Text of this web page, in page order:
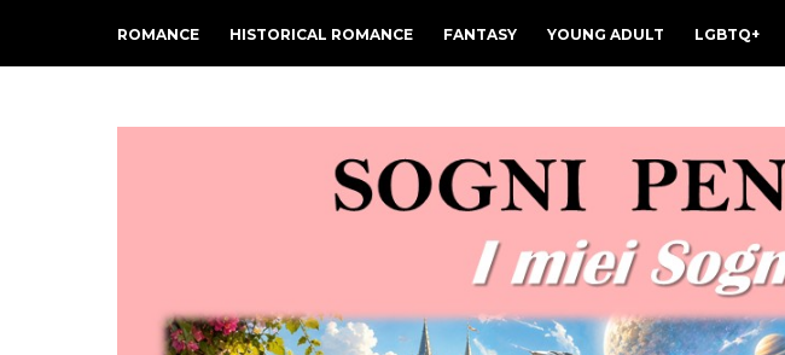
ROMANCE HISTORICAL ROMANCE FANTASY YOUNG ADULT LGBTQ+